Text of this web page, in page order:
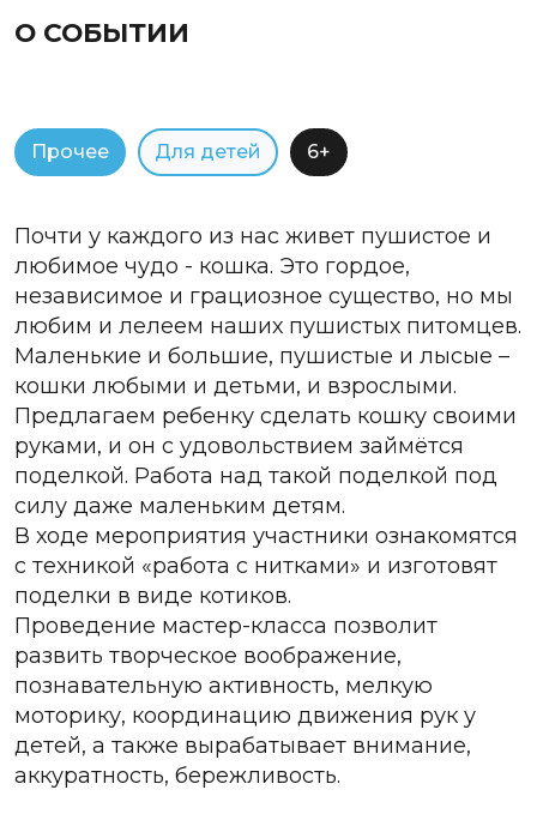
О СОБЫТИИ
Прочее Для детей 6+
Почти у каждого из нас живет пушистое и
любимое чудо - кошка. Это гордое,
независимое и грациозное существо, но мы
любим и лелеем наших пушистых питомцев.
Маленькие и большие, пушистые и лысые –
кошки любыми и детьми, и взрослыми.
Предлагаем ребенку сделать кошку своими
руками, и он с удовольствием займётся
поделкой. Работа над такой поделкой под
силу даже маленьким детям.
В ходе мероприятия участники ознакомятся
с техникой «работа с нитками» и изготовят
поделки в виде котиков.
Проведение мастер-класса позволит
развить творческое воображение,
познавательную активность, мелкую
моторику, координацию движения рук у
детей, а также вырабатывает внимание,
аккуратность, бережливость.